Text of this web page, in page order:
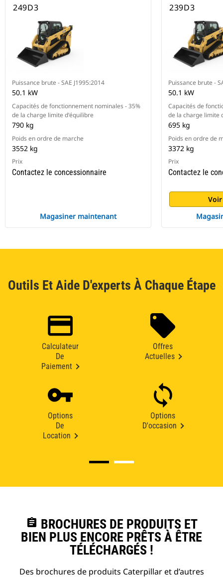
249D3
Puissance brute - SAE J1995:2014
50.1 kW
Capacités de fonctionnement nominales - 35%
de la charge limite d'équilibre
790 kg
Poids en ordre de marche
3552 kg
Prix
Contactez le concessionnaire
Magasiner maintenant
239D3
Puissance brute -
50.1 kW
Capacités de
de la charge limite
695 kg
Poids en ordre de
3372 kg
Prix
Contactez le
Outils Et Aide D'experts À Chaque Étape
Calculateur
De
Paiement
Offres
Actuelles
Options
De
Location
Options
D'occasion
assignment BROCHURES DE PRODUITS ET
BIEN PLUS ENCORE PRÊTS À ÊTRE
TÉLÉCHARGÉS !
Des brochures de produits Caterpillar et d’autres